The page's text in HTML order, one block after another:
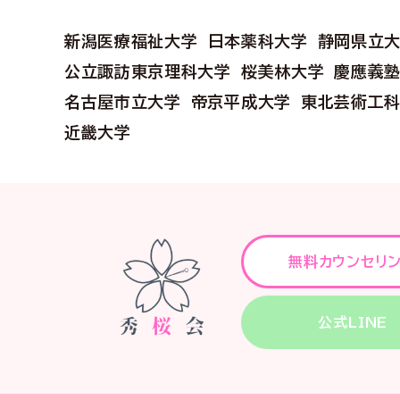
新潟医療福祉大学 日本薬科大学 静岡県立
公立諏訪東京理科大学
桜美林大学 慶應義
名古屋市立大学
帝京平成大学 東北芸術工
近畿大学
無料カウンセリ
公式LINE